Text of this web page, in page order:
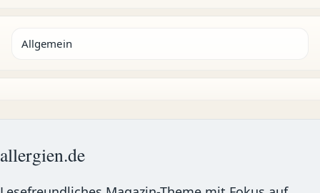
Allgemein
allergien.de